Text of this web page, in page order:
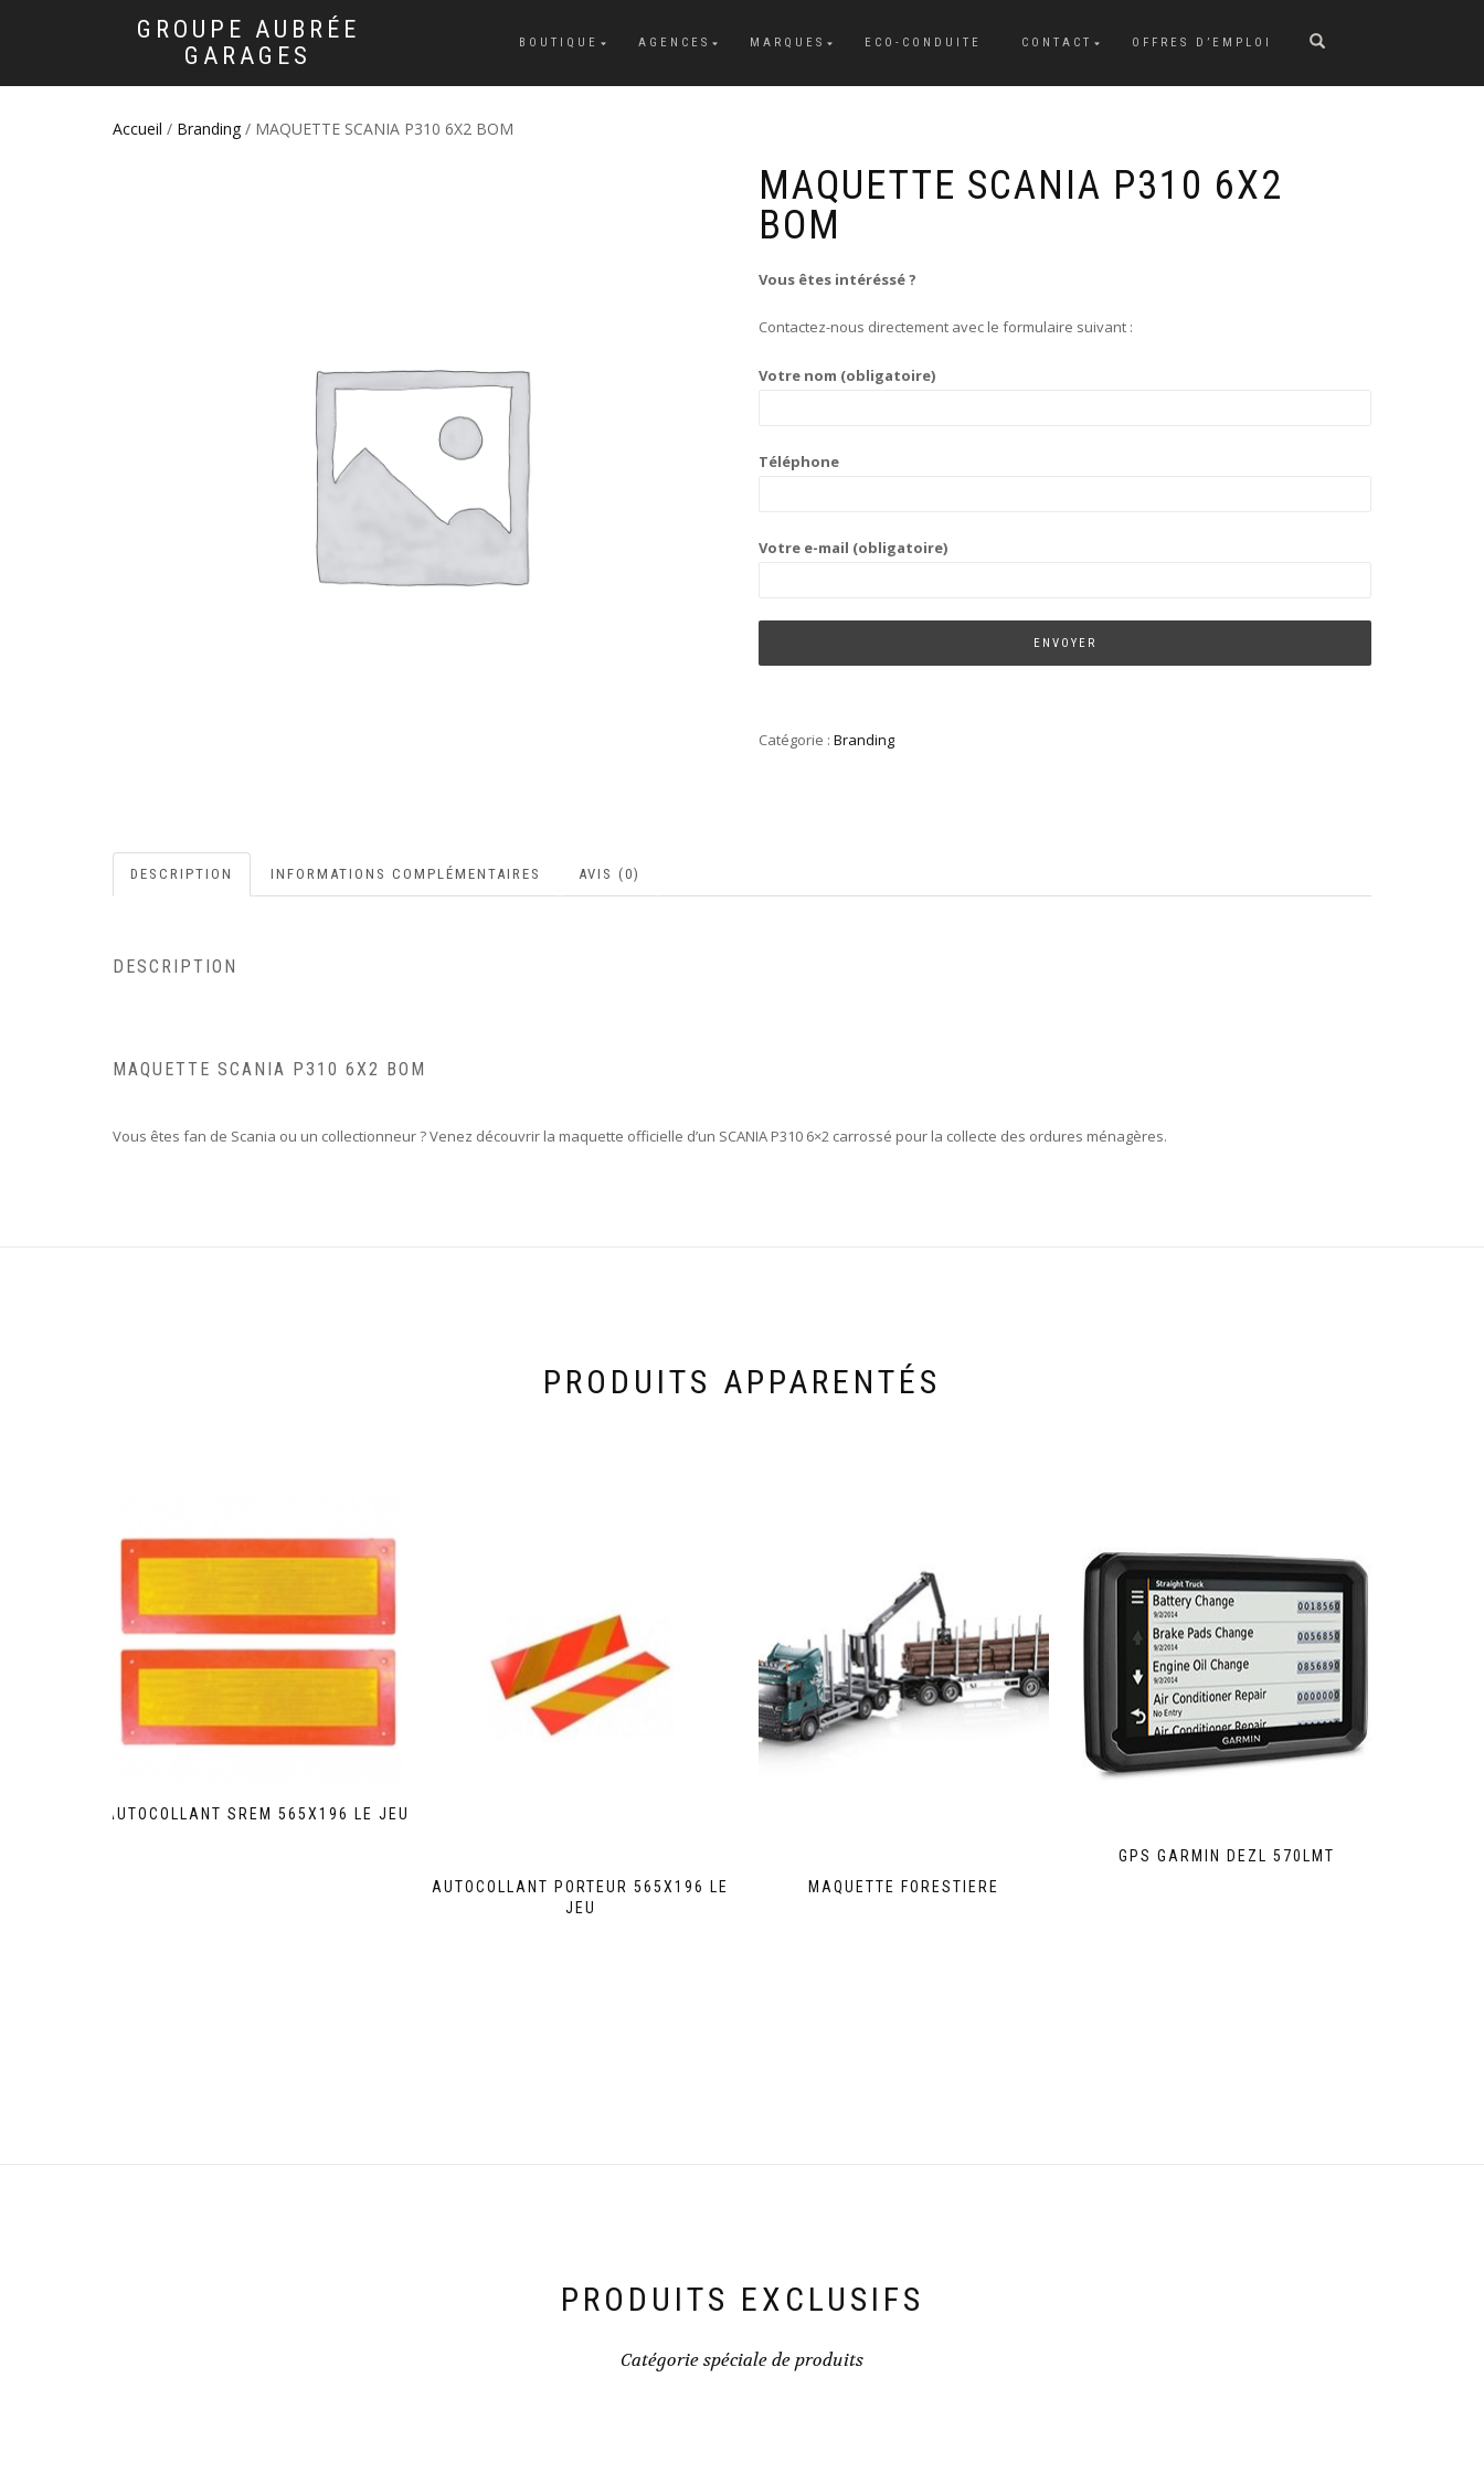
GROUPE AUBRÉE
GARAGES
BOUTIQUE AGENCES MARQUES ECO-CONDUITE CONTACT OFFRES D’EMPLOI
Accueil / Branding / MAQUETTE SCANIA P310 6X2 BOM
MAQUETTE SCANIA P310 6X2
BOM
Vous êtes intéréssé ?
Contactez-nous directement avec le formulaire suivant :
Votre nom (obligatoire)
Téléphone
Votre e-mail (obligatoire)
Catégorie : Branding
DESCRIPTION INFORMATIONS COMPLÉMENTAIRES AVIS (0)
DESCRIPTION
MAQUETTE SCANIA P310 6X2 BOM
Vous êtes fan de Scania ou un collectionneur ? Venez découvrir la maquette officielle d’un SCANIA P310 6×2 carrossé pour la collecte des ordures ménagères.
PRODUITS APPARENTÉS
AUTOCOLLANT SREM 565X196 LE JEU
AUTOCOLLANT PORTEUR 565X196 LE
JEU
MAQUETTE FORESTIERE
GPS GARMIN DEZL 570LMT
PRODUITS EXCLUSIFS
Catégorie spéciale de produits